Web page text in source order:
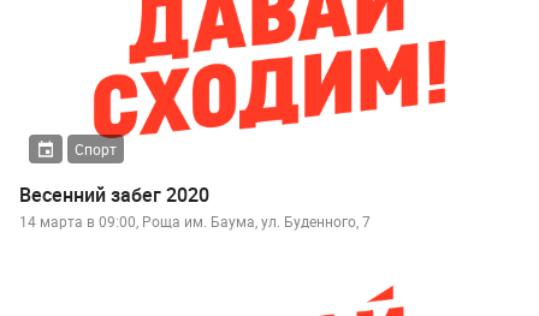
Спорт
Весенний забег 2020
14 марта в 09:00, Роща им. Баума, ул. Буденного, 7